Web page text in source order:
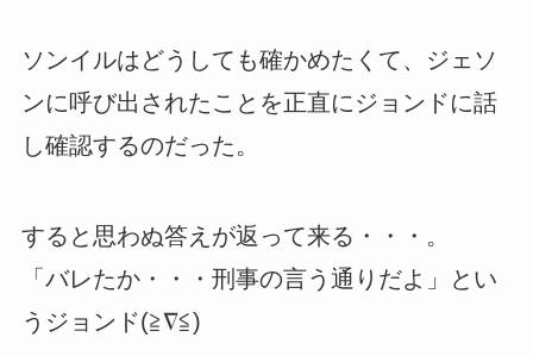
ソンイルはどうしても確かめたくて、ジェソ
ンに呼び出されたことを正直にジョンドに話
し確認するのだった。
すると思わぬ答えが返って来る・・・。
「バレたか・・・刑事の言う通りだよ」とい
うジョンド(≧∇≦)